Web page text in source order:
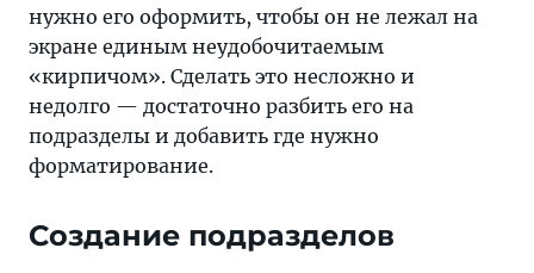
нужно его оформить, чтобы он не лежал на
экране единым неудобочитаемым
«кирпичом». Сделать это несложно и
недолго — достаточно разбить его на
подразделы и добавить где нужно
форматирование.
Создание подразделов